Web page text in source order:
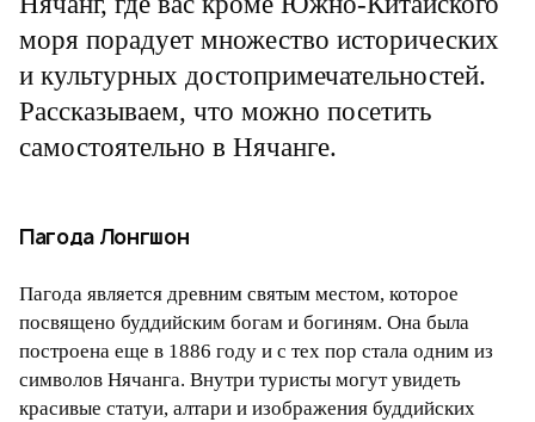
моря порадует множество исторических
и культурных достопримечательностей.
Рассказываем, что можно посетить
самостоятельно в Нячанге.
Пагода Лонгшон
Пагода является древним святым местом, которое
посвящено буддийским богам и богиням. Она была
построена еще в 1886 году и с тех пор стала одним из
символов Нячанга. Внутри туристы могут увидеть
красивые статуи, алтари и изображения буддийских